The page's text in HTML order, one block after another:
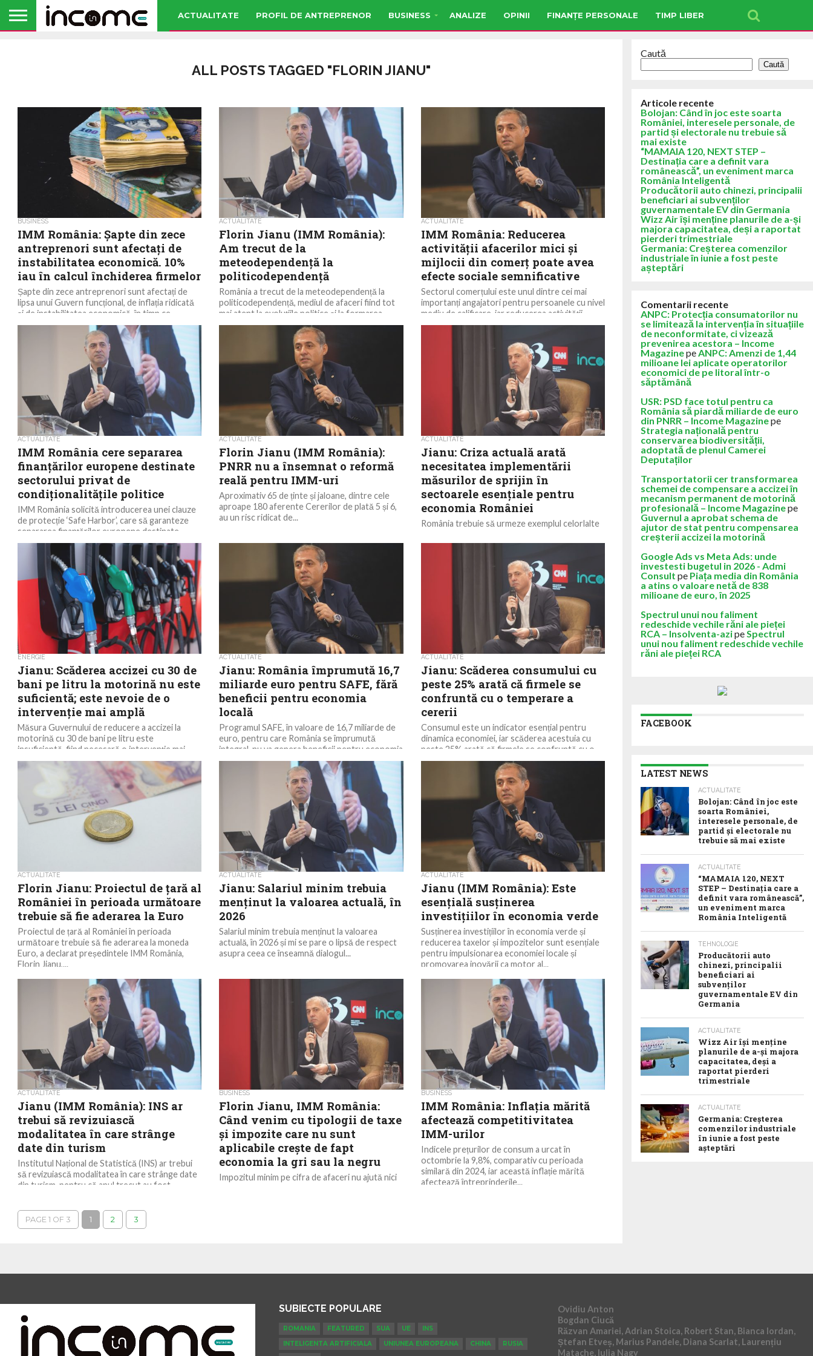
ACTUALITATE PROFIL DE ANTREPRENOR BUSINESS ANALIZE OPINII FINANȚE PERSONALE TIMP LIBER
ALL POSTS TAGGED "FLORIN JIANU"
BUSINESS
IMM România: Șapte din zece
antreprenori sunt afectați de
instabilitatea economică. 10%
iau în calcul închiderea firmelor
Șapte din zece antreprenori sunt afectați de
lipsa unui Guvern funcțional, de inflația ridicată
și de instabilitatea economică, în timp ce
aproximativ...
ACTUALITATE
Florin Jianu (IMM România):
Am trecut de la
meteodependență la
politicodependență
România a trecut de la meteodependență la
politicodependență, mediul de afaceri fiind tot
mai atent la evoluțiile politice și la formarea
unui...
ACTUALITATE
IMM România: Reducerea
activității afacerilor mici și
mijlocii din comerț poate avea
efecte sociale semnificative
Sectorul comerțului este unul dintre cei mai
importanți angajatori pentru persoanele cu nivel
mediu de calificare, iar reducerea activității
întreprinderilor mici și...
ACTUALITATE
IMM România cere separarea
finanțărilor europene destinate
sectorului privat de
condiționalitățile politice
IMM România solicită introducerea unei clauze
de protecție ‘Safe Harbor’, care să garanteze
separarea finanțărilor europene destinate
sectorului privat de condiționalitățile politice,...
ACTUALITATE
Florin Jianu (IMM România):
PNRR nu a însemnat o reformă
reală pentru IMM-uri
Aproximativ 65 de ținte și jaloane, dintre cele
aproape 180 aferente Cererilor de plată 5 și 6,
au un risc ridicat de...
ACTUALITATE
Jianu: Criza actuală arată
necesitatea implementării
măsurilor de sprijin în
sectoarele esențiale pentru
economia României
România trebuie să urmeze exemplul celorlalte
de sprijin pentru mediul de afaceri în vederea
ENERGIE
Jianu: Scăderea accizei cu 30 de
bani pe litru la motorină nu este
suficientă; este nevoie de o
intervenție mai amplă
Măsura Guvernului de reducere a accizei la
motorină cu 30 de bani pe litru este
insuficientă, fiind necesară o intervenție mai
amplă,...
ACTUALITATE
Jianu: România împrumută 16,7
miliarde euro pentru SAFE, fără
beneficii pentru economia
locală
Programul SAFE, în valoare de 16,7 miliarde de
euro, pentru care România se împrumută
integral, nu va genera beneficii pentru economia
locală,...
ACTUALITATE
Jianu: Scăderea consumului cu
peste 25% arată că firmele se
confruntă cu o temperare a
cererii
Consumul este un indicator esențial pentru
dinamica economiei, iar scăderea acestuia cu
peste 25% arată că firmele se confruntă cu o
temperare...
ACTUALITATE
Florin Jianu: Proiectul de țară al
României în perioada următoare
trebuie să fie aderarea la Euro
Proiectul de țară al României în perioada
următoare trebuie să fie aderarea la moneda
Euro, a declarat președintele IMM România,
Florin Jianu,...
ACTUALITATE
Jianu: Salariul minim trebuia
menținut la valoarea actuală, în
2026
Salariul minim trebuia menținut la valoarea
actuală, în 2026 și mi se pare o lipsă de respect
asupra ceea ce înseamnă dialogul...
ACTUALITATE
Jianu (IMM România): Este
esențială susținerea
investițiilor în economia verde
Susținerea investițiilor în economia verde și
reducerea taxelor și impozitelor sunt esențiale
pentru impulsionarea economiei locale și
promovarea inovării ca motor al...
ACTUALITATE
Jianu (IMM România): INS ar
trebui să revizuiască
modalitatea în care strânge
date din turism
Institutul Național de Statistică (INS) ar trebui
să revizuiască modalitatea în care strânge date
din turism, pentru că anul trecut au fost...
BUSINESS
Florin Jianu, IMM România:
Când venim cu tipologii de taxe
și impozite care nu sunt
aplicabile crește de fapt
economia la gri sau la negru
Impozitul minim pe cifra de afaceri nu ajută nici
BUSINESS
IMM România: Inflația mărită
afectează competitivitatea
IMM-urilor
Indicele prețurilor de consum a urcat în
octombrie la 9,8%, comparativ cu perioada
similară din 2024, iar această inflație mărită
afectează întreprinderile...
PAGE 1 OF 3 1 2 3
Caută
Caută
Articole recente
Bolojan: Când în joc este soarta
României, interesele personale, de
partid și electorale nu trebuie să
mai existe
“MAMAIA 120, NEXT STEP –
Destinația care a definit vara
românească”, un eveniment marca
România Inteligentă
Producătorii auto chinezi, principalii
beneficiari ai subvenților
guvernamentale EV din Germania
Wizz Air își menține planurile de a-și
majora capacitatea, deși a raportat
pierderi trimestriale
Germania: Creșterea comenzilor
industriale în iunie a fost peste
așteptări
Comentarii recente
ANPC: Protecția consumatorilor nu
se limitează la intervenția în situațiile
de neconformitate, ci vizează
prevenirea acestora – Income
MagazinepeANPC: Amenzi de 1,44
milioane lei aplicate operatorilor
economici de pe litoral într-o
săptămână
USR: PSD face totul pentru ca
România să piardă miliarde de euro
din PNRR – Income Magazinepe
Strategia națională pentru
conservarea biodiversității,
adoptată de plenul Camerei
Deputaților
Transportatorii cer transformarea
schemei de compensare a accizei în
mecanism permanent de motorină
profesională – Income Magazinepe
Guvernul a aprobat schema de
ajutor de stat pentru compensarea
creșterii accizei la motorină
Google Ads vs Meta Ads: unde
investesti bugetul in 2026 - Admi
Consult pe Piața media din România
a atins o valoare netă de 838
milioane de euro, în 2025
Spectrul unui nou faliment
redeschide vechile răni ale pieței
RCA – Insolventa-azipeSpectrul
unui nou faliment redeschide vechile
răni ale pieței RCA
FACEBOOK
LATEST NEWS
ACTUALITATE
Bolojan: Când în joc este
soarta României,
interesele personale, de
partid și electorale nu
trebuie să mai existe
ACTUALITATE
“MAMAIA 120, NEXT
STEP – Destinația care a
definit vara românească”,
un eveniment marca
România Inteligentă
TEHNOLOGIE
Producătorii auto
chinezi, principalii
beneficiari ai
subvenților
guvernamentale EV din
Germania
ACTUALITATE
Wizz Air își menține
planurile de a-și majora
capacitatea, deși a
raportat pierderi
trimestriale
ACTUALITATE
Germania: Creșterea
comenzilor industriale
în iunie a fost peste
așteptări
SUBIECTE POPULARE
ROMANIA FEATURED SUA UE
INS
INTELIGENTA ARTIFICIALA
UNIUNEA EUROPEANA CHINA
RUSIA
Ovidiu Anton
Bogdan Ciucă
Răzvan Amariei, Adrian Stoica, Robert Stan, Bianca Iordan,
Ștefan Etveș, Marius Pandele, Diana Scarlat, Laurențiu
Matache, Iulia Nagy